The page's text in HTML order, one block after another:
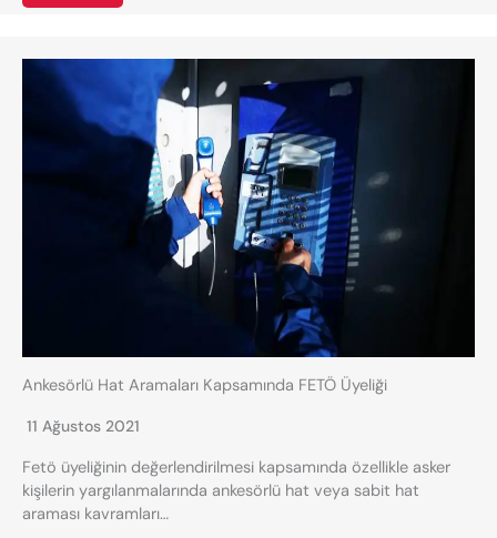
Ankesörlü Hat Aramaları Kapsamında FETÖ Üyeliği
11 Ağustos 2021
Fetö üyeliğinin değerlendirilmesi kapsamında özellikle asker
kişilerin yargılanmalarında ankesörlü hat veya sabit hat
araması kavramları…